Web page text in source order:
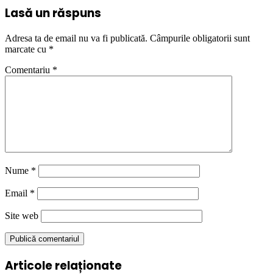
Lasă un răspuns
Adresa ta de email nu va fi publicată. Câmpurile obligatorii sunt
marcate cu *
Comentariu *
Nume *
Email *
Site web
Articole relaționate